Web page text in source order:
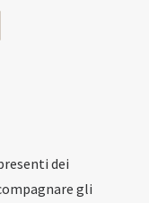
dei
gli